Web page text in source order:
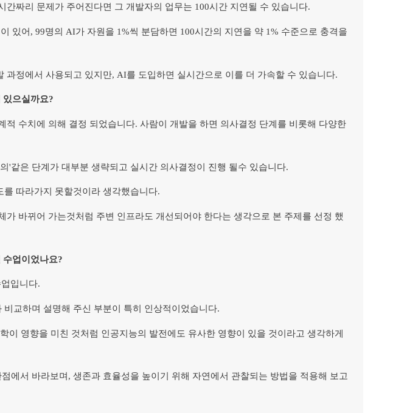
간짜리 문제가 주어진다면 그 개발자의 업무는 100시간 지연될 수 있습니다.
있어, 99명의 AI가 자원을 1%씩 분담하면 100시간의 지연을 약 1% 수준으로 충격을
과정에서 사용되고 있지만, AI를 도입하면 실시간으로 이를 더 가속할 수 있습니다.
으실까요?
적 수치에 의해 결정 되었습니다. 사람이 개발을 하면 의사결정 단계를 비롯해 다양한
'같은 단계가 대부분 생략되고 실시간 의사결정이 진행 될수 있습니다.
따라가지 못할것이라 생각했습니다.
가 바뀌어 가는것처럼 주변 인프라도 개선되어야 한다는 생각으로 본 주제를 선정 했
업이었나요?
입니다.
교하며 설명해 주신 부분이 특히 인상적이었습니다.
이 영향을 미친 것처럼 인공지능의 발전에도 유사한 영향이 있을 것이라고 생각하게
에서 바라보며, 생존과 효율성을 높이기 위해 자연에서 관찰되는 방법을 적용해 보고